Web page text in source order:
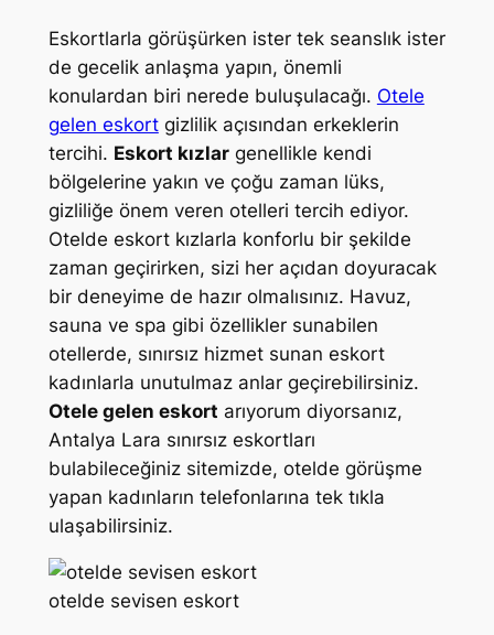
Eskortlarla görüşürken ister tek seanslık ister
de gecelik anlaşma yapın, önemli
konulardan biri nerede buluşulacağı. Otele
gelen eskortgizlilik açısından erkeklerin
tercihi. Eskort kızlargenellikle kendi
bölgelerine yakın ve çoğu zaman lüks,
gizliliğe önem veren otelleri tercih ediyor.
Otelde eskort kızlarla konforlu bir şekilde
zaman geçirirken, sizi her açıdan doyuracak
bir deneyime de hazır olmalısınız. Havuz,
sauna ve spa gibi özellikler sunabilen
otellerde, sınırsız hizmet sunan eskort
kadınlarla unutulmaz anlar geçirebilirsiniz.
Otele gelen eskort arıyorum diyorsanız,
Antalya Lara sınırsız eskortları
bulabileceğiniz sitemizde, otelde görüşme
yapan kadınların telefonlarına tek tıkla
ulaşabilirsiniz.
otelde sevisen eskort